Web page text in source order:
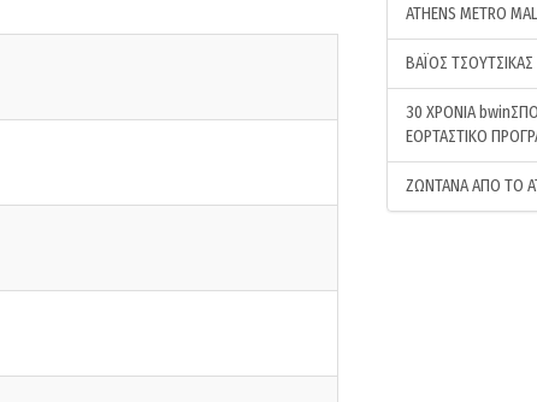
ATHENS METRO
ΒΑΪΟΣ
30 ΧΡΟΝΙΑ
ΕΟΡΤΑΣΤΙΚΟ
ΖΩΝΤΑΝΑ ΑΠΟ ΤΟ